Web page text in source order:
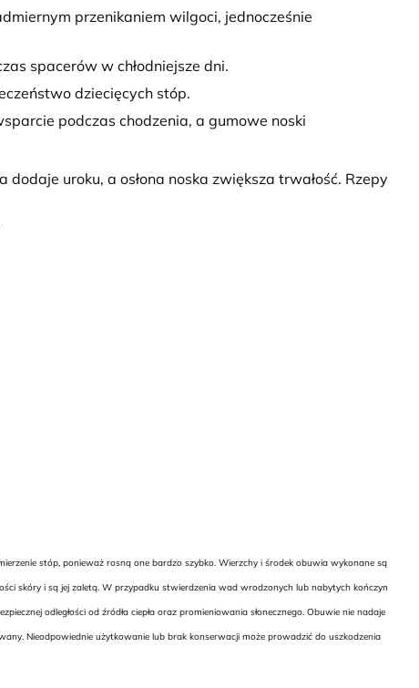
przenikaniem wilgoci, jednocześnie
spacerów w chłodniejsze dni.
dziecięcych stóp.
podczas chodzenia, a gumowe noski
uroku, a osłona noska zwiększa trwałość. Rzepy
stóp, ponieważ rosną one bardzo szybko. Wierzchy i środek obuwia wykonane są
skóry i są jej zaletą. W przypadku stwierdzenia wad wrodzonych lub nabytych kończyn
odległości od źródła ciepła oraz promieniowania słonecznego. Obuwie nie nadaje
Nieodpowiednie użytkowanie lub brak konserwacji może prowadzić do uszkodzenia